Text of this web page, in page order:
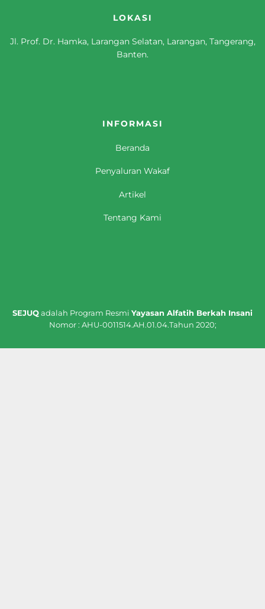
LOKASI
Jl. Prof. Dr. Hamka, Larangan Selatan, Larangan, Tangerang,
Banten.
INFORMASI
Beranda
Penyaluran Wakaf
Artikel
Tentang Kami
SEJUQadalah Program Resmi Yayasan Alfatih Berkah Insani
Nomor : AHU-0011514.AH.01.04.Tahun 2020;